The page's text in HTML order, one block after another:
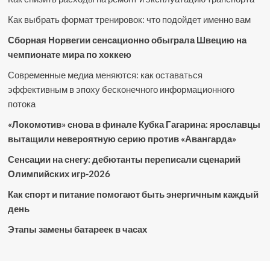
Как выбрать формат тренировок: что подойдет именно вам
Сборная Норвегии сенсационно обыграла Швецию на
чемпионате мира по хоккею
Современные медиа меняются: как оставаться
эффективным в эпоху бесконечного информационного
потока
«Локомотив» снова в финале Кубка Гагарина: ярославцы
вытащили невероятную серию против «Авангарда»
Сенсации на снегу: дебютанты переписали сценарий
Олимпийских игр-2026
Как спорт и питание помогают быть энергичным каждый
день
Этапы замены батареек в часах